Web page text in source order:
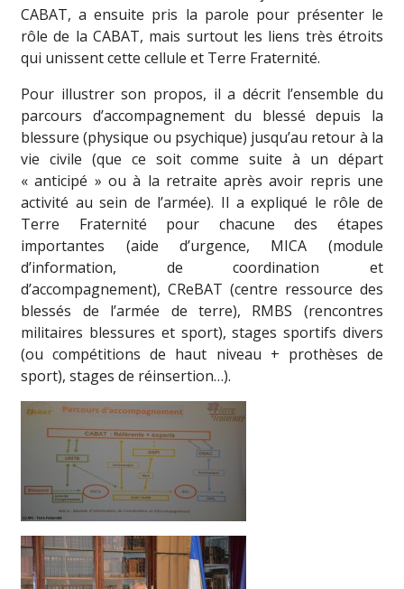
CABAT, a ensuite pris la parole pour présenter le
rôle de la CABAT, mais surtout les liens très étroits
qui unissent cette cellule et Terre Fraternité.
Pour illustrer son propos, il a décrit l’ensemble du
parcours d’accompagnement du blessé depuis la
blessure (physique ou psychique) jusqu’au retour à la
vie civile (que ce soit comme suite à un départ
« anticipé » ou à la retraite après avoir repris une
activité au sein de l’armée). Il a expliqué le rôle de
Terre Fraternité pour chacune des étapes
importantes (aide d’urgence, MICA (module
d’information, de coordination et
d’accompagnement), CReBAT (centre ressource des
blessés de l’armée de terre), RMBS (rencontres
militaires blessures et sport), stages sportifs divers
(ou compétitions de haut niveau + prothèses de
sport), stages de réinsertion…).